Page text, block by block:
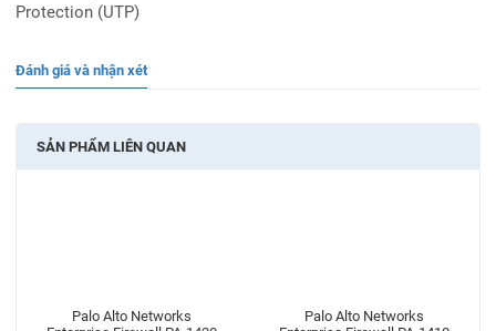
Protection (UTP)
Đánh giá và nhận xét
SẢN PHẨM LIÊN QUAN
Palo Alto Networks
Palo Alto Networks